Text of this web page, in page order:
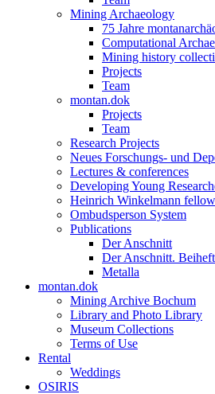
Mining Archaeology
75 Jahre
Computational
Mining history
Projects
Team
montan.dok
Projects
Team
Research Projects
Neues Forschungs- und
Lectures & conferences
Developing Young
Heinrich Winkelmann
Ombudsperson System
Publications
Der Anschnitt
Der Anschnitt.
Metalla
montan.dok
Mining Archive Bochum
Library and Photo Library
Museum Collections
Terms of Use
Rental
Weddings
OSIRIS